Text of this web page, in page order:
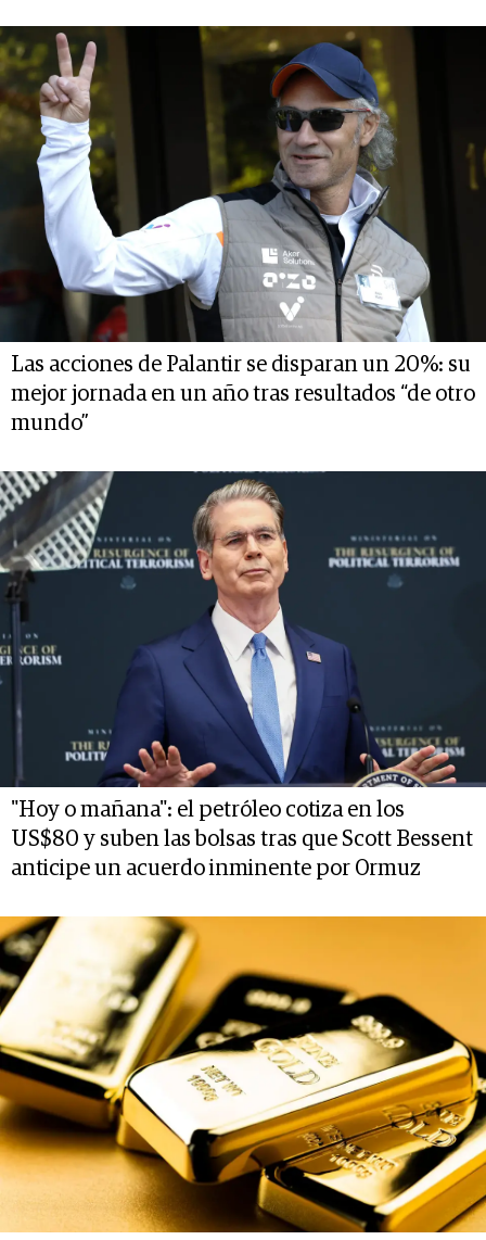
Las acciones de Palantir se disparan un 20%: su
mejor jornada en un año tras resultados “de otro
mundo”
"Hoy o mañana": el petróleo cotiza en los
US$80 y suben las bolsas tras que Scott Bessent
anticipe un acuerdo inminente por Ormuz